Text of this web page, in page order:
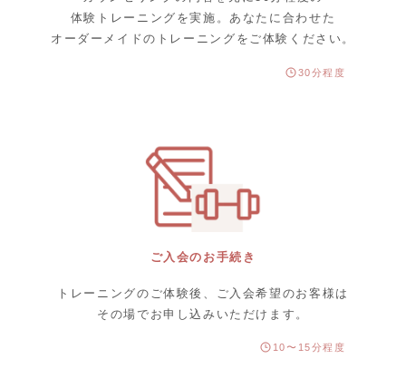
体験トレーニングを実施。あなたに合わせた
オーダーメイドのトレーニングをご体験ください。
30分程度
ご入会のお手続き
トレーニングのご体験後、ご入会希望のお客様は
その場でお申し込みいただけます。
10〜15分程度